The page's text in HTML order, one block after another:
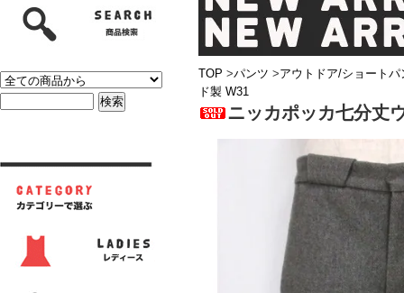
TOP >パンツ >アウトドア/ショートパ
ド製 W31
ニッカポッカ七分丈